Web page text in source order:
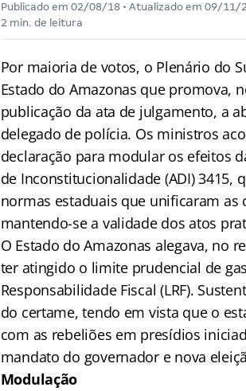
Publicado em 02/08/18• Atualizado em 09/11/
2 min. de leitura
Por maioria de votos, o Plenário do
Estado do Amazonas que promova,
publicação da ata de julgamento, a
delegado de polícia. Os ministros
declaração para modular os efeitos
de Inconstitucionalidade (ADI)
normas estaduais que unificaram
mantendo-se a validade dos atos
O Estado do Amazonas alegava, no
ter atingido o limite prudencial de
Responsabilidade Fiscal (LRF).
do certame, tendo em vista que o
com as rebeliões em presídios
mandato do governador e nova
Modulação